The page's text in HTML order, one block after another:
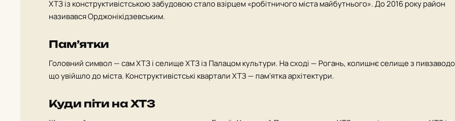
ХТЗ із конструктивістською забудовою стало взірцем «робітничого міста майбутнього». До 2016 року район
називався Орджонікідзевським.
Памʼятки
Головний символ — сам ХТЗ і селище ХТЗ із Палацом культури. На сході — Рогань, колишнє селище з
що увійшло до міста. Конструктивістські квартали ХТЗ — пам’ятка архітектури.
Куди піти на ХТЗ